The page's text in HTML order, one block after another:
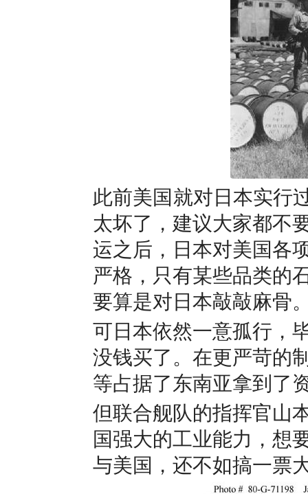
此前美国就对日本实行
太坏了，建议大家都不
运之后，日本对美国各
严格，只有某些品类的
要算是对日本敲敲麻骨
可日本依然一意孤行，
没钱买了。在更严苛的
等占据了东南亚拿到了
但联合舰队的指挥官山
国强大的工业能力，想
与美国，还不如搞一票